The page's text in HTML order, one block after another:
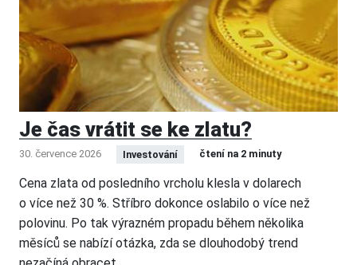
Je čas vrátit se ke zlatu?
30. července 2026 Investování čtení na 2 minuty
Cena zlata od posledního vrcholu klesla v dolarech
o více než 30 %. Stříbro dokonce oslabilo o více než
polovinu. Po tak výrazném propadu během několika
měsíců se nabízí otázka, zda se dlouhodobý trend